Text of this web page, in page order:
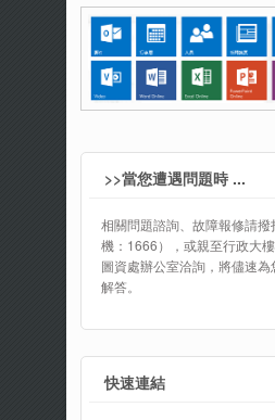
>>當您遭遇問題時 ...
相關問題諮詢、故障報修請撥
機：1666），或親至行政大
圖資處辦公室洽詢，將儘速為
解答。
快速連結